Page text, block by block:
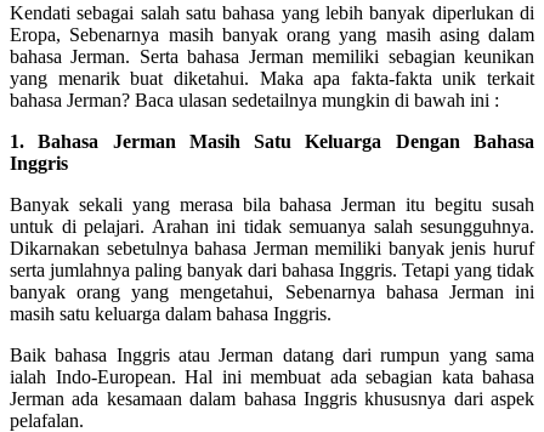
Kendati sebagai salah satu bahasa yang lebih banyak diperlukan di
Eropa, Sebenarnya masih banyak orang yang masih asing dalam
bahasa Jerman. Serta bahasa Jerman memiliki sebagian keunikan
yang menarik buat diketahui. Maka apa fakta-fakta unik terkait
bahasa Jerman? Baca ulasan sedetailnya mungkin di bawah ini :
1. Bahasa Jerman Masih Satu Keluarga Dengan Bahasa
Inggris
Banyak sekali yang merasa bila bahasa Jerman itu begitu susah
untuk di pelajari. Arahan ini tidak semuanya salah sesungguhnya.
Dikarnakan sebetulnya bahasa Jerman memiliki banyak jenis huruf
serta jumlahnya paling banyak dari bahasa Inggris. Tetapi yang tidak
banyak orang yang mengetahui, Sebenarnya bahasa Jerman ini
masih satu keluarga dalam bahasa Inggris.
Baik bahasa Inggris atau Jerman datang dari rumpun yang sama
ialah Indo-European. Hal ini membuat ada sebagian kata bahasa
Jerman ada kesamaan dalam bahasa Inggris khususnya dari aspek
pelafalan.